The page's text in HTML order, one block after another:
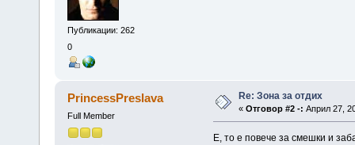
Публикации: 262
0
PrincessPreslava
Full Member
Re: Зона за отдих
« Отговор #2 -: Април 27,
Е, то е повече за смешки и